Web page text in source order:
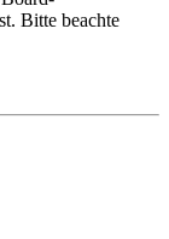
Bitte beachte